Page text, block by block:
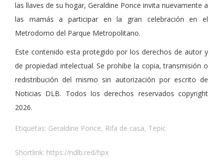
las llaves de su hogar, Geraldine Ponce invita nuevamente a
las mamás a participar en la gran celebración en el
Metrodomo del Parque Metropolitano.
Este contenido esta protegido por los derechos de autor y
de propiedad intelectual. Se prohibe la copia, transmisión o
redistribución del mismo sin autorización por escrito de
Noticias DLB. Todos los derechos reservados copyright
2026.
Etiquetas: Geraldine Ponce, Rifa de casa, Tepic
Shortlink: https://ndlb.red/hpx